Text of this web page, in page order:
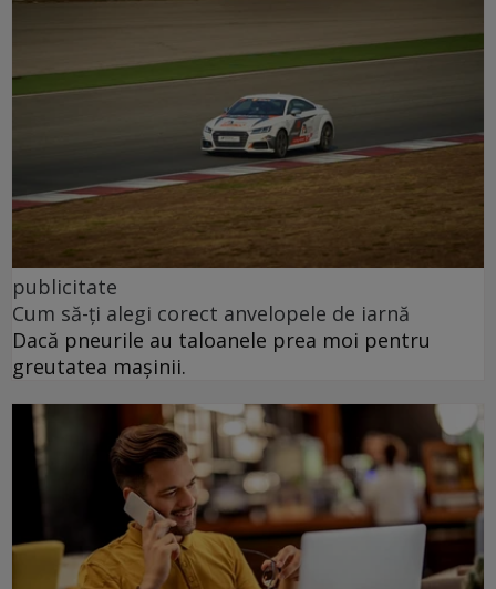
publicitate
Cum să-ți alegi corect anvelopele de iarnă
Dacă pneurile au taloanele prea moi pentru
greutatea mașinii.